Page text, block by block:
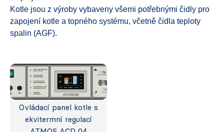
Kotle jsou z výroby vybaveny všemi potřebnými čidly pro
zapojení kotle a topného systému, včetně čidla teploty
spalin (AGF).
Ovládací panel kotle s
ekvitermní regulací